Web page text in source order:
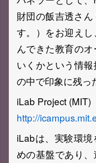
財団の飯吉透さ
す。）をお迎え
んできた教育の
いくかという情
の中で印象に残っ
iLab Project (MIT)
http://
iLabは、実験環
めの基盤であり